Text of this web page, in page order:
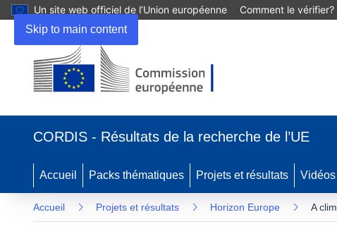
Skip to main content
Un site web officiel de l’Union européenne Comment le vérifier?
CORDIS - Résultats de la recherche de l’UE
Accueil Packs thématiques Projets et résultats
Accueil Projets et résultats Horizon Europe A